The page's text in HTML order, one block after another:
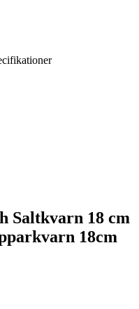
Saltkvarn 18 cm
18cm